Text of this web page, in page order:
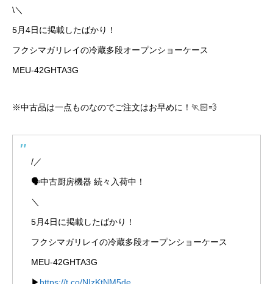
\＼
5月4日に掲載したばかり！
フクシマガリレイの冷蔵多段オープンショーケース
MEU-42GHTA3G
※中古品は一点ものなのでご注文はお早めに！🏃🏻💨
/／
🗣中古厨房機器 続々入荷中！
＼
5月4日に掲載したばかり！
フクシマガリレイの冷蔵多段オープンショーケース
MEU-42GHTA3G